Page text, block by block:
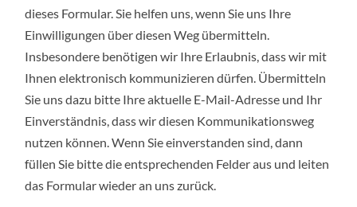
dieses Formular. Sie helfen uns, wenn Sie uns Ihre
Einwilligungen über diesen Weg übermitteln.
Insbesondere benötigen wir Ihre Erlaubnis, dass wir mit
Ihnen elektronisch kommunizieren dürfen. Übermitteln
Sie uns dazu bitte Ihre aktuelle E-Mail-Adresse und Ihr
Einverständnis, dass wir diesen Kommunikationsweg
nutzen können. Wenn Sie einverstanden sind, dann
füllen Sie bitte die entsprechenden Felder aus und leiten
das Formular wieder an uns zurück.